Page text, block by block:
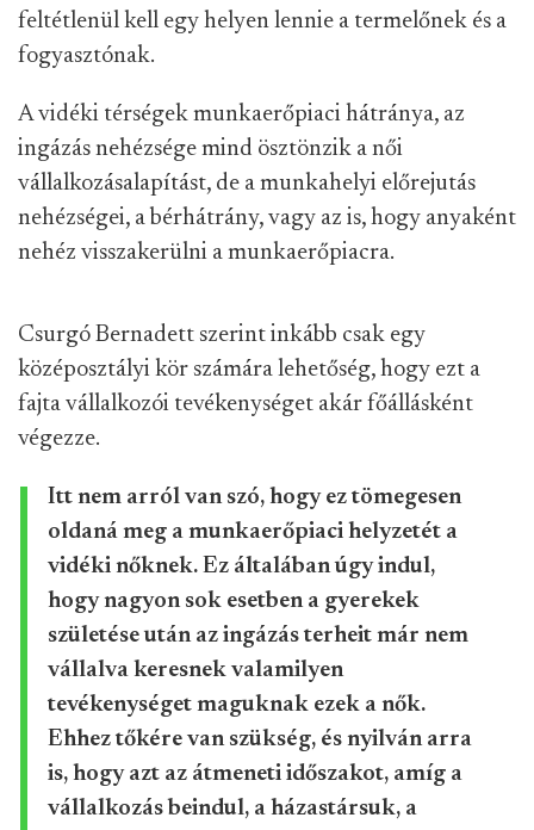
feltétlenül kell egy helyen lennie a termelőnek és a
fogyasztónak.
A vidéki térségek munkaerőpiaci hátránya, az
ingázás nehézsége mind ösztönzik a női
vállalkozásalapítást, de a munkahelyi előrejutás
nehézségei, a bérhátrány, vagy az is, hogy anyaként
nehéz visszakerülni a munkaerőpiacra.
Csurgó Bernadett szerint inkább csak egy
középosztályi kör számára lehetőség, hogy ezt a
fajta vállalkozói tevékenységet akár főállásként
végezze.
Itt nem arról van szó, hogy ez tömegesen
oldaná meg a munkaerőpiaci helyzetét a
vidéki nőknek. Ez általában úgy indul,
hogy nagyon sok esetben a gyerekek
születése után az ingázás terheit már nem
vállalva keresnek valamilyen
tevékenységet maguknak ezek a nők.
Ehhez tőkére van szükség, és nyilván arra
is, hogy azt az átmeneti időszakot, amíg a
vállalkozás beindul, a házastársuk, a